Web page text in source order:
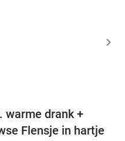
warme drank +
Flensje in hartje